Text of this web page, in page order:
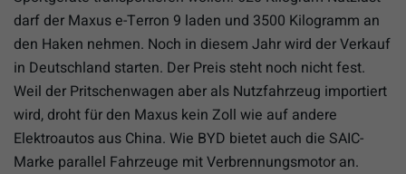
darf der Maxus e-Terron 9 laden und 3500 Kilogramm an
den Haken nehmen. Noch in diesem Jahr wird der Verkauf
in Deutschland starten. Der Preis steht noch nicht fest.
Weil der Pritschenwagen aber als Nutzfahrzeug importiert
wird, droht für den Maxus kein Zoll wie auf andere
Elektroautos aus China. Wie BYD bietet auch die SAIC-
Marke parallel Fahrzeuge mit Verbrennungsmotor an.